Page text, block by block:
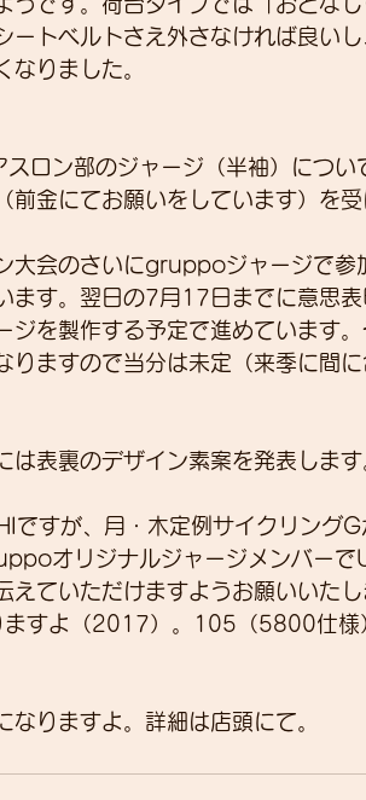
ートベルトさえ外さなければ良い
なりました。
ン部のジャージ（半袖）につい
金にてお願いをしています）を受
大会のさいにgruppoジャージで参
ます。翌日の7月17日までに意思
ジを製作する予定で進めています
りますので当分は未定（来季に間
表裏のデザイン素案を発表しま
すが、月・木定例サイクリングG
オリジナルジャージメンバー
ていただけますようお願いいたし
すよ（2017）。105（5800仕様
りますよ。詳細は店頭にて。